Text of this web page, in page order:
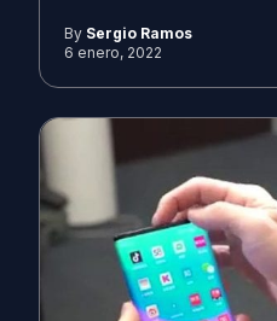
By Sergio Ramos
6 enero, 2022